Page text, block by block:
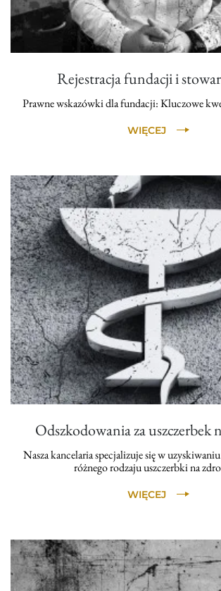
Rejestracja fundacji i
Prawne wskazówki dla fundacji: Kluczowe
WIĘCEJ
Odszkodowania za uszczerbek
Nasza kancelaria specjalizuje się w
różnego rodzaju uszczerbki na
WIĘCEJ